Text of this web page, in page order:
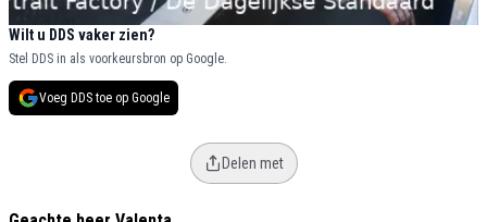
Wilt u DDS vaker zien?
Stel DDS in als voorkeursbron op Google.
Voeg DDS toe op Google
Delen met